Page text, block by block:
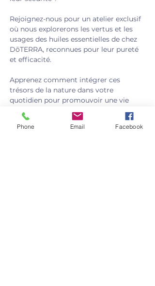
Rejoignez-nous pour un atelier exclusif
où nous explorerons les vertus et les
usages des huiles essentielles de chez
DōTERRA, reconnues pour leur pureté
et efficacité.
Apprenez comment intégrer ces
trésors de la nature dans votre
quotidien pour promouvoir une vie
pleine de bien-être et de vitalité.
Au Programme :
Phone Email Facebook